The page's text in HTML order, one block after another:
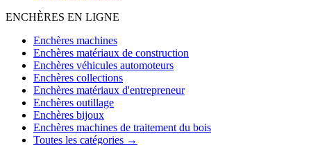
ENCHÈRES EN LIGNE
Enchères machines
Enchères matériaux de construction
Enchères véhicules automoteurs
Enchères collections
Enchères matériaux d'entrepreneur
Enchères outillage
Enchères bijoux
Enchères machines de traitement du bois
Toutes les catégories →